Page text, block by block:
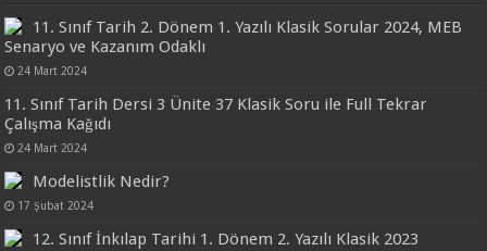
11. Sınıf Tarih 2. Dönem 1. Yazılı Klasik Sorular 2024, MEB
Senaryo ve Kazanım Odaklı
24 Mart 2024
11. Sınıf Tarih Dersi 3 Ünite 37 Klasik Soru ile Full Tekrar
Çalışma Kağıdı
24 Mart 2024
Modelistlik Nedir?
17 Şubat 2024
12. Sınıf İnkılap Tarihi 1. Dönem 2. Yazılı Klasik 2023